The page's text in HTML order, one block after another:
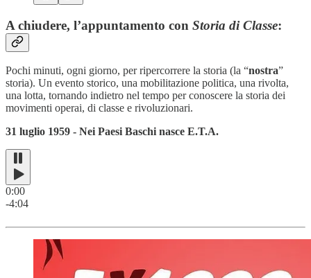
A chiudere, l’appuntamento con Storia di Classe:
Pochi minuti, ogni giorno, per ripercorrere la storia (la “nostra”
storia). Un evento storico, una mobilitazione politica, una rivolta,
una lotta, tornando indietro nel tempo per conoscere la storia dei
movimenti operai, di classe e rivoluzionari.
31 luglio 1959 - Nei Paesi Baschi nasce E.T.A.
0:00
-4:04